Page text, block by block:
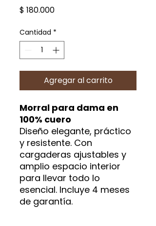
$ 180.000Precio
Cantidad *
Agregar al carrito
Morral para dama en
100% cuero
Diseño elegante, práctico
y resistente. Con
cargaderas ajustables y
amplio espacio interior
para llevar todo lo
esencial. Incluye 4 meses
de garantía.